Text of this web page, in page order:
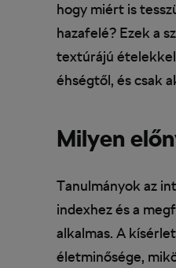
hogy miért is
hazafelé? Ezek a
textúrájú
éhségtől, és csak
Milyen
Tanulmányok az
indexhez és a
alkalmas. A
életminősége,